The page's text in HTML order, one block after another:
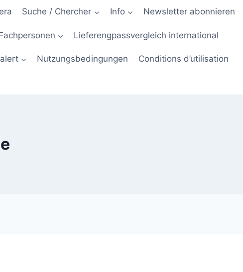
Suche / Chercher Info Newsletter abonnieren
Lieferengpassvergleich international
Nutzungsbedingungen Conditions d’utilisation